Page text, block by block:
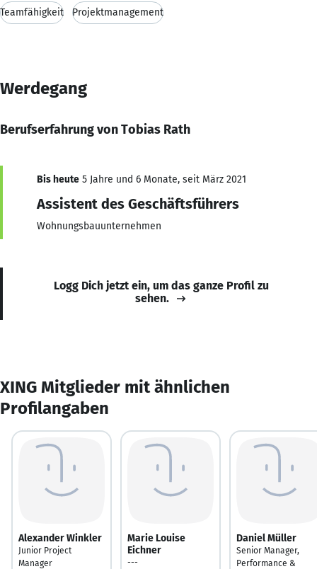
Teamfähigkeit Projektmanagement
Werdegang
Berufserfahrung von Tobias Rath
Bis heute 5 Jahre und 6 Monate, seit März 2021
Assistent des Geschäftsführers
Wohnungsbauunternehmen
Logg Dich jetzt ein, um das ganze Profil zu
sehen.
XING Mitglieder mit ähnlichen
Profilangaben
Alexander Winkler
Junior Project
Manager
Marie Louise
Eichner
---
Daniel Müller
Senior Manager,
Performance &